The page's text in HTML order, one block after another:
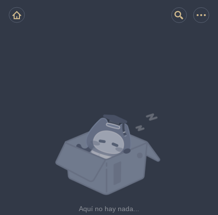
Aquí no hay nada...